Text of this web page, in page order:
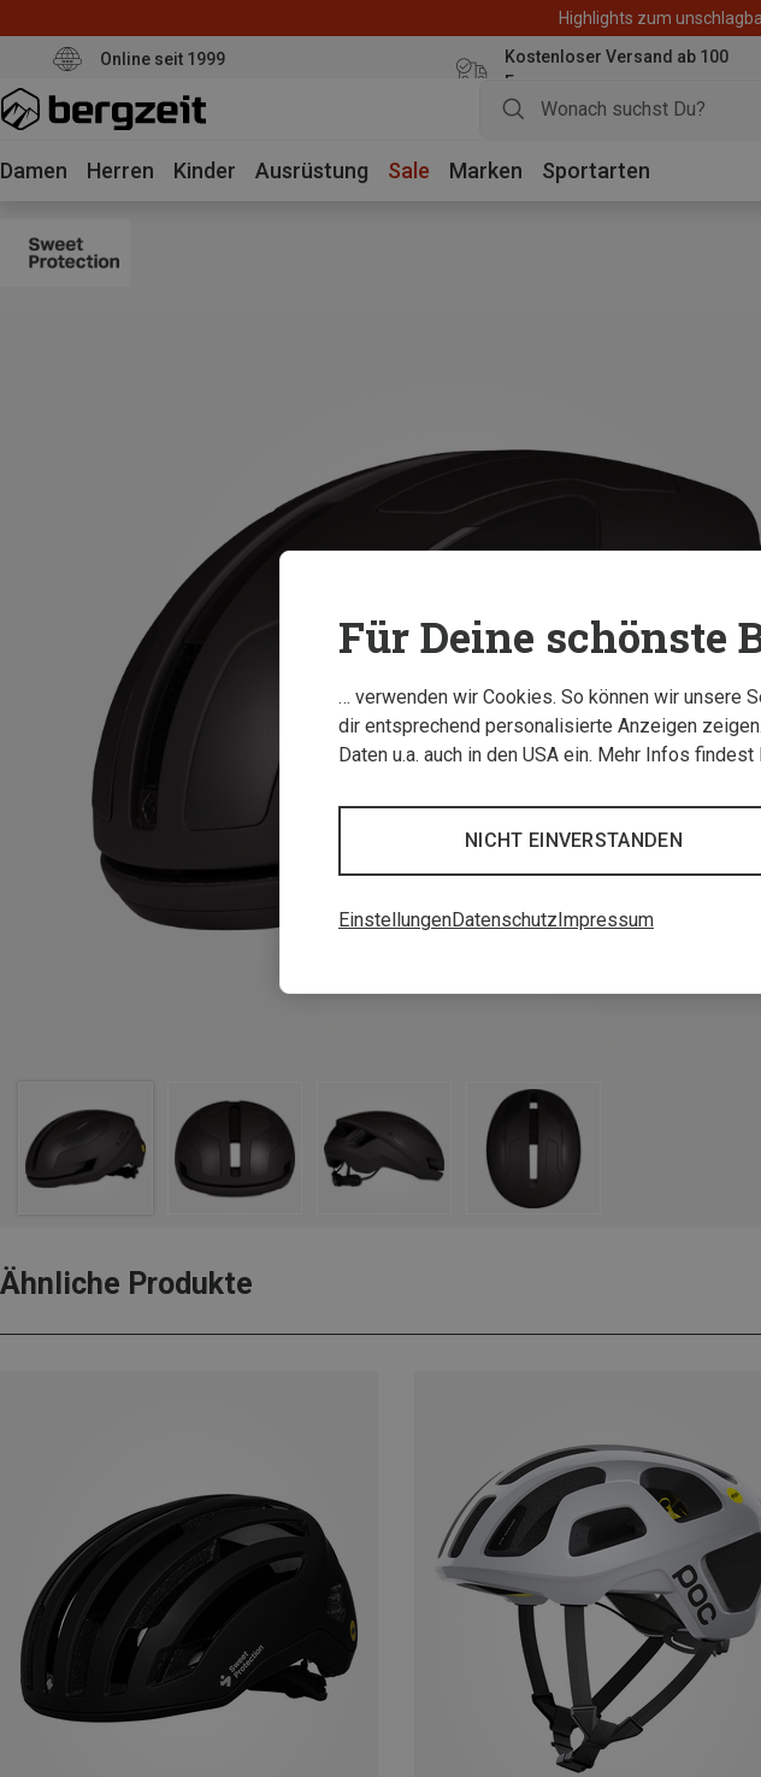
Highlights zum
Online seit 1999
Kostenloser Versand ab 100
Euro
Damen Herren Kinder Ausrüstung Sale Marken Sportarten
Ähnliche Produkte
Für Deine schönste
… verwenden wir Cookies. So können wir unsere
dir entsprechend personalisierte Anzeigen
Daten u.a. auch in den USA ein. Mehr Infos findest
NICHT EINVERSTANDEN
EinstellungenDatenschutz Impressum